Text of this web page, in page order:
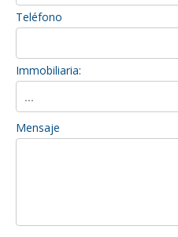
Teléfono
Immobiliaria:
Mensaje